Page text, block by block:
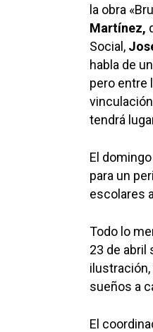
la obra
Martínez,
Social,
habla de
pero entre
tendrá
El
para un
escolares
Todo lo
23 de abril
sueños a
El